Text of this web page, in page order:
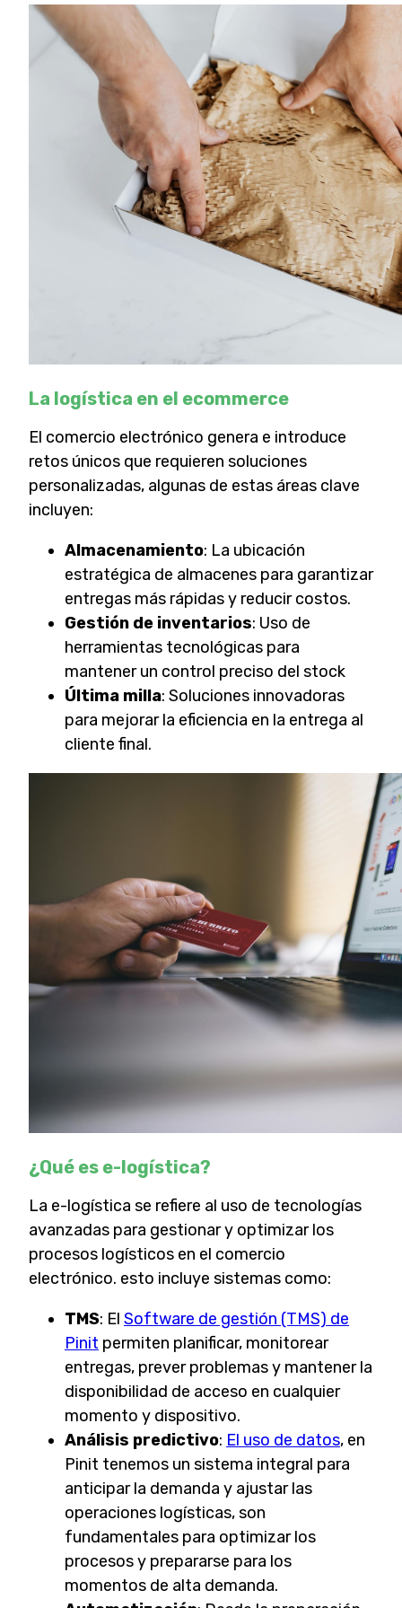
La logística en el ecommerce
El comercio electrónico genera e introduce
retos únicos que requieren soluciones
personalizadas, algunas de estas áreas clave
incluyen:
Almacenamiento: La ubicación
estratégica de almacenes para garantizar
entregas más rápidas y reducir costos.
Gestión de inventarios: Uso de
herramientas tecnológicas para
mantener un control preciso del stock
Última milla: Soluciones innovadoras
para mejorar la eficiencia en la entrega al
cliente final.
¿Qué es e-logística?
La e-logística se refiere al uso de tecnologías
avanzadas para gestionar y optimizar los
procesos logísticos en el comercio
electrónico. esto incluye sistemas como:
TMS: El Software de gestión (TMS) de
Pinit permiten planificar, monitorear
entregas, prever problemas y mantener la
disponibilidad de acceso en cualquier
momento y dispositivo.
Análisis predictivo: El uso de datos, en
Pinit tenemos un sistema integral para
anticipar la demanda y ajustar las
operaciones logísticas, son
fundamentales para optimizar los
procesos y prepararse para los
momentos de alta demanda.